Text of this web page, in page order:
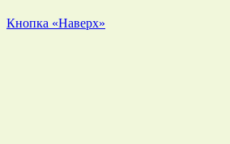
Кнопка «Наверх»